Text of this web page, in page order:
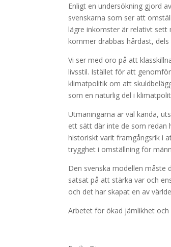
Enligt en undersökning gjord
svenskarna som ser att
lägre inkomster är relativt sett
kommer drabbas hårdast,
Vi ser med oro på att
livsstil. Istället för att
klimatpolitik om att
som en naturlig del i
Utmaningarna är väl kända,
ett sätt där inte de som redan
historiskt varit framgångsrik i
trygghet i omställning för
Den svenska modellen måste
satsat på att stärka var och
och det har skapat en av
Arbetet för ökad jämlikhet och